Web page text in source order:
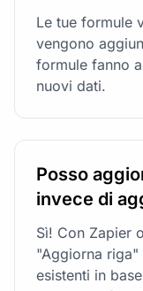
Le tue formule
vengono
formule fanno
nuovi dati.
Posso
invece di
Sì! Con Zapier
"Aggiorna
esistenti in